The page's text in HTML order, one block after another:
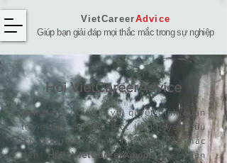
VietCareerAdvice
Giúp bạn giải đáp mọi thắc mắc trong sự nghiệp
Hỏi ​VietCareerAdvice
Bạn đang đối mặt với quyết định quan
trọng hay chỉ cần một lời khuyên hữu
ích trong công việc, hãy gửi thắc mắc
đếnHỏi VietCareerAdviceđể nhận